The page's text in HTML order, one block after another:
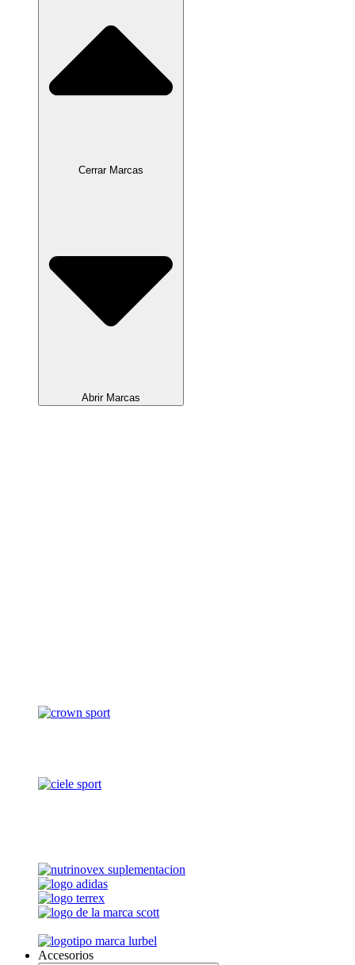
Cerrar Marcas
Abrir Marcas
Accesorios